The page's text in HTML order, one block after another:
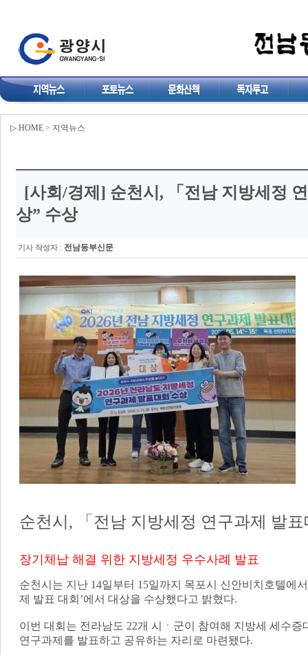
▷ HOME > 지역뉴스
[사회/경제] 순천시, 「전남 지방세정
상” 수상
기사 작성자 : 전남동부신문
순천시, 「전남 지방세정 연구과제 발
장기체납 해결 위한 지방세정 우수사례 발표
순천시는 지난 14일부터 15일까지 목포시 신안비치호텔에
제 발표 대회’에서 대상을 수상했다고 밝혔다.
이번 대회는 전라남도 22개 시ㆍ군이 참여해 지방세 세수
연구과제를 발표하고 공유하는 자리로 마련됐다.